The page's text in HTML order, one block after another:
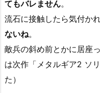
てもバレません。
流石に接触したら気付かれ
ないね。
敵兵の斜め前とかに居座
は次作「メタルギア2 ソ
た）